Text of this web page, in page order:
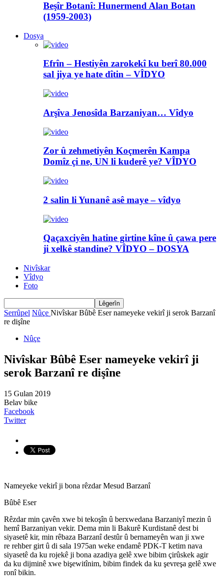
Beşîr Botanî: Hunermend Alan Botan
(1959-2003)
Dosya
Efrîn – Hestiyên zarokekî ku berî 80.000
sal jiya ye hate dîtin – VÎDYO
Arşîva Jenosîda Barzaniyan… Vîdyo
Zor û zehmetiyên Koçmerên Kampa
Domîz çi ne, UN li kuderê ye? VÎDYO
2 salin li Yunanê asê maye – vîdyo
Qaçaxciyên hatine girtine kîne û çawa pere
ji xelkê standine? VÎDYO – DOSYA
Nivîskar
Vîdyo
Foto
Serrûpel Nûçe Nivîskar Bûbê Eser nameyeke vekirî ji serok Barzanî
re dişîne
Nûçe
Nivîskar Bûbê Eser nameyeke vekirî ji
serok Barzanî re dişîne
15 Gulan 2019
Belav bike
Facebook
Twitter
Nameyeke vekirî ji bona rêzdar Mesud Barzanî
Bûbê Eser
Rêzdar min çavên xwe bi tekoşîn û berxwedana Barzaniyî mezin û
hemî Barzaniyan vekir. Dema min li Bakurê Kurdistanê dest bi
siyasetê kir, min rêbaza Barzanî destûr û bernameyên wan ji xwe
re rehber girt û di sala 1975an weke endamê PDK-T ketim nava
siyasetê da ku rojekê ji bona azadiya gelê xwe bibim çirûskek agir
da ku dijminê xwe bişewitînim, bibim findek da ku şevreşa gelê xwe
ronî bikin.